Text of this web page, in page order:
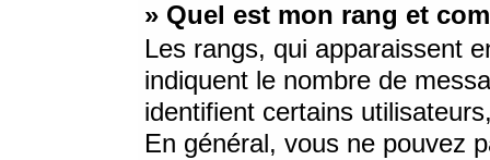
» Quel est mon rang et
Les rangs, qui apparaissent
indiquent le nombre de
identifient certains
En général, vous ne pouvez